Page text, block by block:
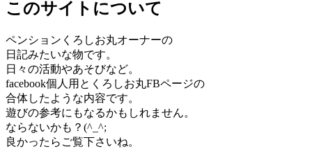
このサイトについて
ペンションくろしお丸オーナーの
日記みたいな物です。
日々の活動やあそびなど。
facebook個人用とくろしお丸FBページの
合体したような内容です。
遊びの参考にもなるかもしれません。
ならないかも？(^_^;
良かったらご覧下さいね。